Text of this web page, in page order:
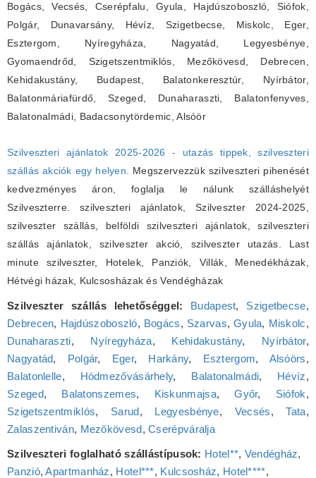
Bogács, Vecsés, Cserépfalu, Gyula, Hajdúszoboszló, Siófok,
Polgár, Dunavarsány, Hévíz, Szigetbecse, Miskolc, Eger,
Esztergom, Nyíregyháza, Nagyatád, Legyesbénye,
Gyomaendrőd, Szigetszentmiklós, Mezőkövesd, Debrecen,
Kehidakustány, Budapest, Balatonkeresztúr, Nyírbátor,
Balatonmáriafürdő, Szeged, Dunaharaszti, Balatonfenyves,
Balatonalmádi, Badacsonytördemic, Alsóör
Szilveszteri ajánlatok 2025-2026 - utazás tippek, szilveszteri
szállás akciók egy helyen.
Megszervezzük szilveszteri pihenését
kedvezményes áron, foglalja le nálunk szálláshelyét
Szilveszterre. szilveszteri ajánlatok, Szilveszter 2024-2025,
szilveszter szállás, belföldi szilveszteri ajánlatok, szilveszteri
szállás ajánlatok, szilveszter akció, szilveszter utazás. Last
minute szilveszter, Hotelek, Panziók, Villák, Menedékházak,
Hétvégi házak, Kulcsosházak és Vendégházak
Szilveszter szállás lehetőséggel: Budapest, Szigetbecse,
Debrecen, Hajdúszoboszló, Bogács, Szarvas, Gyula, Miskolc,
Dunaharaszti, Nyíregyháza, Kehidakustány, Nyírbátor,
Nagyatád, Polgár, Eger, Harkány, Esztergom, Alsóörs,
Balatonlelle, Hódmezővásárhely, Balatonalmádi, Hévíz,
Szeged, Balatonszemes, Kiskunmajsa,Győr, Siófok,
Szigetszentmiklós, Sarud, Legyesbénye, Vecsés,Tata,
Zalaszentiván, Mezőkövesd,Cserépváralja
Szilveszteri foglalható szállástípusok: Hotel**, Vendégház,
Panzió,Apartmanház, Hotel***, Kulcsosház, Hotel****,